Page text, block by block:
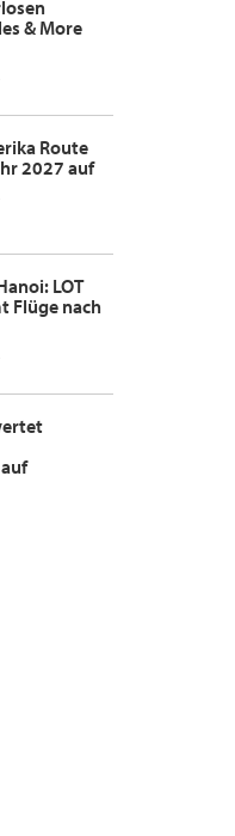
& More
Route
2027 auf
LOT
Flüge nach